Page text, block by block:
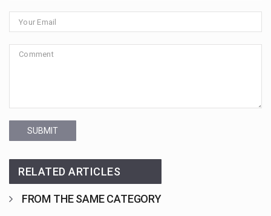
SUBMIT
RELATED ARTICLES
FROM THE SAME CATEGORY